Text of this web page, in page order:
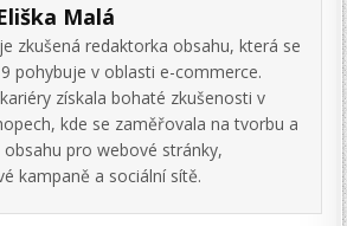
Malá
zkušená redaktorka obsahu, která se
pohybuje v oblasti e-commerce.
získala bohaté zkušenosti v
kde se zaměřovala na tvorbu a
pro webové stránky,
kampaně a sociální sítě.